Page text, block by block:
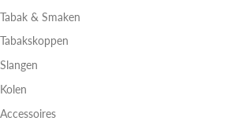
Tabak & Smaken
Tabakskoppen
Slangen
Kolen
Accessoires